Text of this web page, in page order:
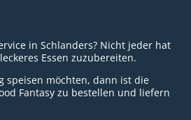
in Schlanders? Nicht jeder hat
Essen zuzubereiten.
speisen möchten, dann ist die
Fantasy zu bestellen und liefern